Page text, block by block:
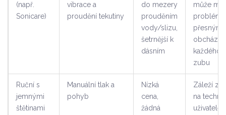
(např.
Sonicare)
vibrace a
proudění tekutiny
do mezery
prouděním
vody/slizu,
šetrnější k
dásním
může mít
problém
přesným
každého
zubu
Ruční s
jemnými
štětinami
Manuální tlak a
pohyb
Nízká
cena,
žádná
Záleží
na
uživatele,